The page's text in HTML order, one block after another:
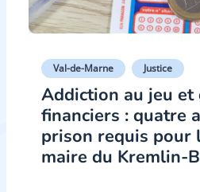
Val-de-Marne Justice
Addiction au jeu et
financiers : quatre
prison requis pour
maire du Kremlin-